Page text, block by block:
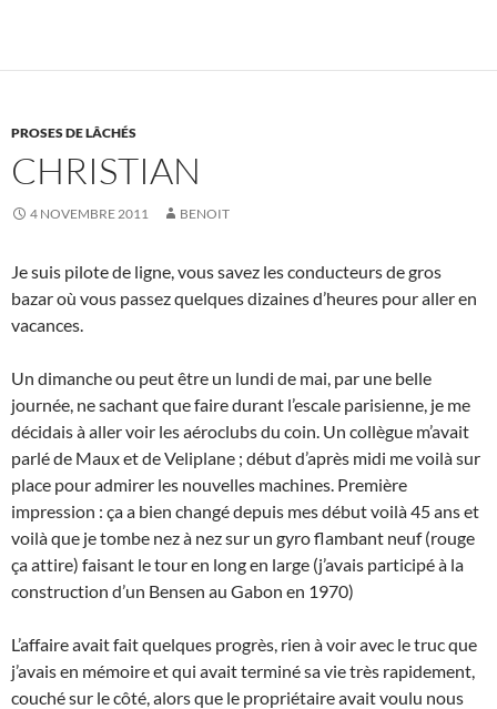
PROSES DE LÂCHÉS
CHRISTIAN
4 NOVEMBRE 2011 BENOIT
Je suis pilote de ligne, vous savez les conducteurs de gros
bazar où vous passez quelques dizaines d’heures pour aller en
vacances.
Un dimanche ou peut être un lundi de mai, par une belle
journée, ne sachant que faire durant l’escale parisienne, je me
décidais à aller voir les aéroclubs du coin. Un collègue m’avait
parlé de Maux et de Veliplane ; début d’après midi me voilà sur
place pour admirer les nouvelles machines. Première
impression : ça a bien changé depuis mes début voilà 45 ans et
voilà que je tombe nez à nez sur un gyro flambant neuf (rouge
ça attire) faisant le tour en long en large (j’avais participé à la
construction d’un Bensen au Gabon en 1970)
L’affaire avait fait quelques progrès, rien à voir avec le truc que
j’avais en mémoire et qui avait terminé sa vie très rapidement,
couché sur le côté, alors que le propriétaire avait voulu nous